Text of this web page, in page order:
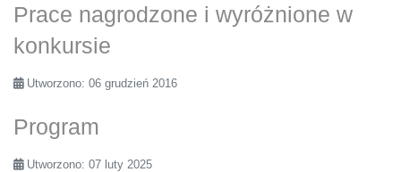
Prace nagrodzone i wyróżnione w
konkursie
Utworzono: 06 grudzień 2016
Program
Utworzono: 07 luty 2025